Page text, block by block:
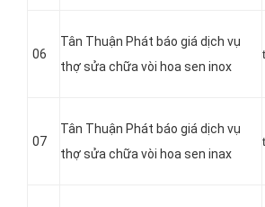
06
Tân Thuận Phát báo giá dịch vụ
thợ sửa chữa vòi hoa sen inox
07
Tân Thuận Phát báo giá dịch vụ
thợ sửa chữa vòi hoa sen inax